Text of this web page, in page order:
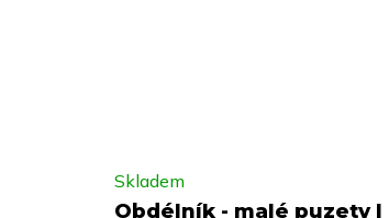
Obdélník - malé puzety |
Skladem